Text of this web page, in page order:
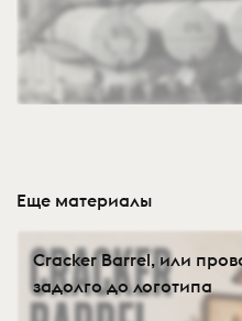
Еще материалы
Cracker Barrel, или
задолго до логотипа